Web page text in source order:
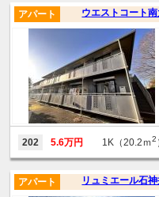
ウエストコート
アパート
202 5.6万円 1K（20.2ｍ2
リュミエール石
アパート